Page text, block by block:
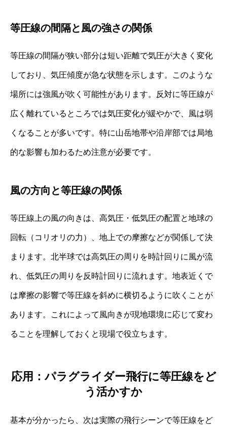
等圧線の間隔と風の強さの関係
等圧線の間隔が狭い部分は短い距離で気圧が大きく変化
しており、気圧傾度が急な状態を示します。このような
場所には強風が吹く可能性があります。反対に等圧線が
広く離れているところでは気圧変化が緩やかで、風は弱
くなることが多いです。特に山岳地帯や沿岸部では局地
的な影響も加わるため注意が必要です。
風の方向と等圧線の関係
等圧線上の風の向きは、高気圧・低気圧の配置と地球の
回転（コリオリの力）、地上での摩擦などが関係して決
まります。北半球では高気圧の周りを時計回りに風が流
れ、低気圧の周りを反時計回りに流れます。地表近くで
は摩擦の影響で等圧線を斜めに横切るように吹くことが
あります。これによって風向きが現地環境に応じて変わ
ることを理解しておくと現場で役立ちます。
応用：パラグライダー飛行に等圧線をど
う活かすか
基本が分かったら、次は実際の飛行シーンで等圧線をど